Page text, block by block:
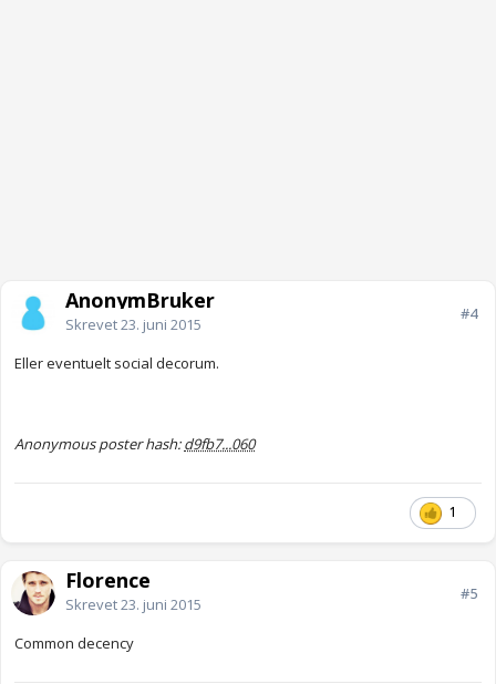
AnonymBruker
Skrevet23. juni 2015
#4
Eller eventuelt social decorum.
Anonymous poster hash:d9fb7...060
1
Florence
Skrevet23. juni 2015
#5
Common decency